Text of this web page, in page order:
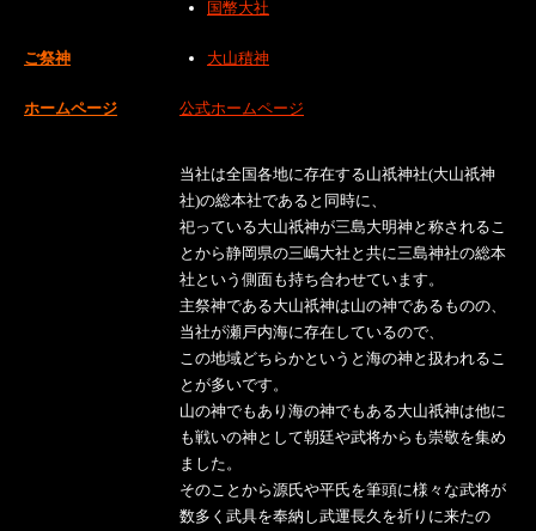
国幣大社
ご祭神 大山積神
ホームページ 公式ホームページ
当社は全国各地に存在する山祇神社(大山祇神
社)の総本社であると同時に、
祀っている大山祇神が三島大明神と称されるこ
とから静岡県の三嶋大社と共に三島神社の総本
社という側面も持ち合わせています。
主祭神である大山祇神は山の神であるものの、
当社が瀬戸内海に存在しているので、
この地域どちらかというと海の神と扱われるこ
とが多いです。
山の神でもあり海の神でもある大山祇神は他に
も戦いの神として朝廷や武将からも崇敬を集め
ました。
そのことから源氏や平氏を筆頭に様々な武将が
数多く武具を奉納し武運長久を祈りに来たの